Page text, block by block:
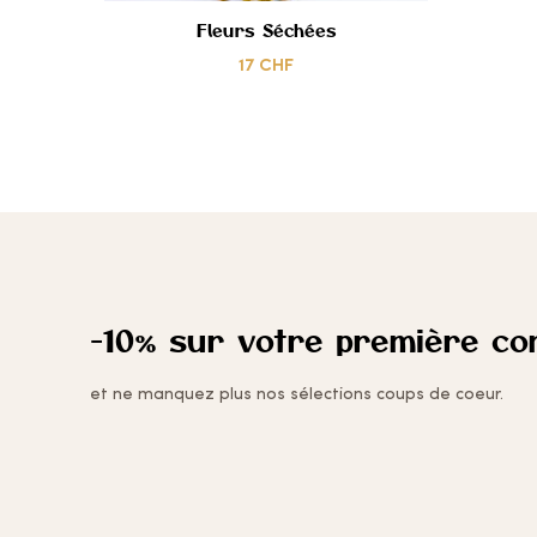
Fleurs Séchées
17 CHF
-10% sur votre première
et ne manquez plus nos sélections coups de coeur.